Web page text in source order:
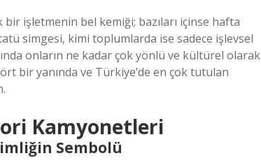
bir işletmenin bel kemiği; bazıları içinse hafta
simgesi, kimi toplumlarda ise sadece işlevsel
onların ne kadar çok yönlü ve kültürel olarak
bir yanında ve Türkiye’de en çok tutulan
Kamyonetleri
Sembolü